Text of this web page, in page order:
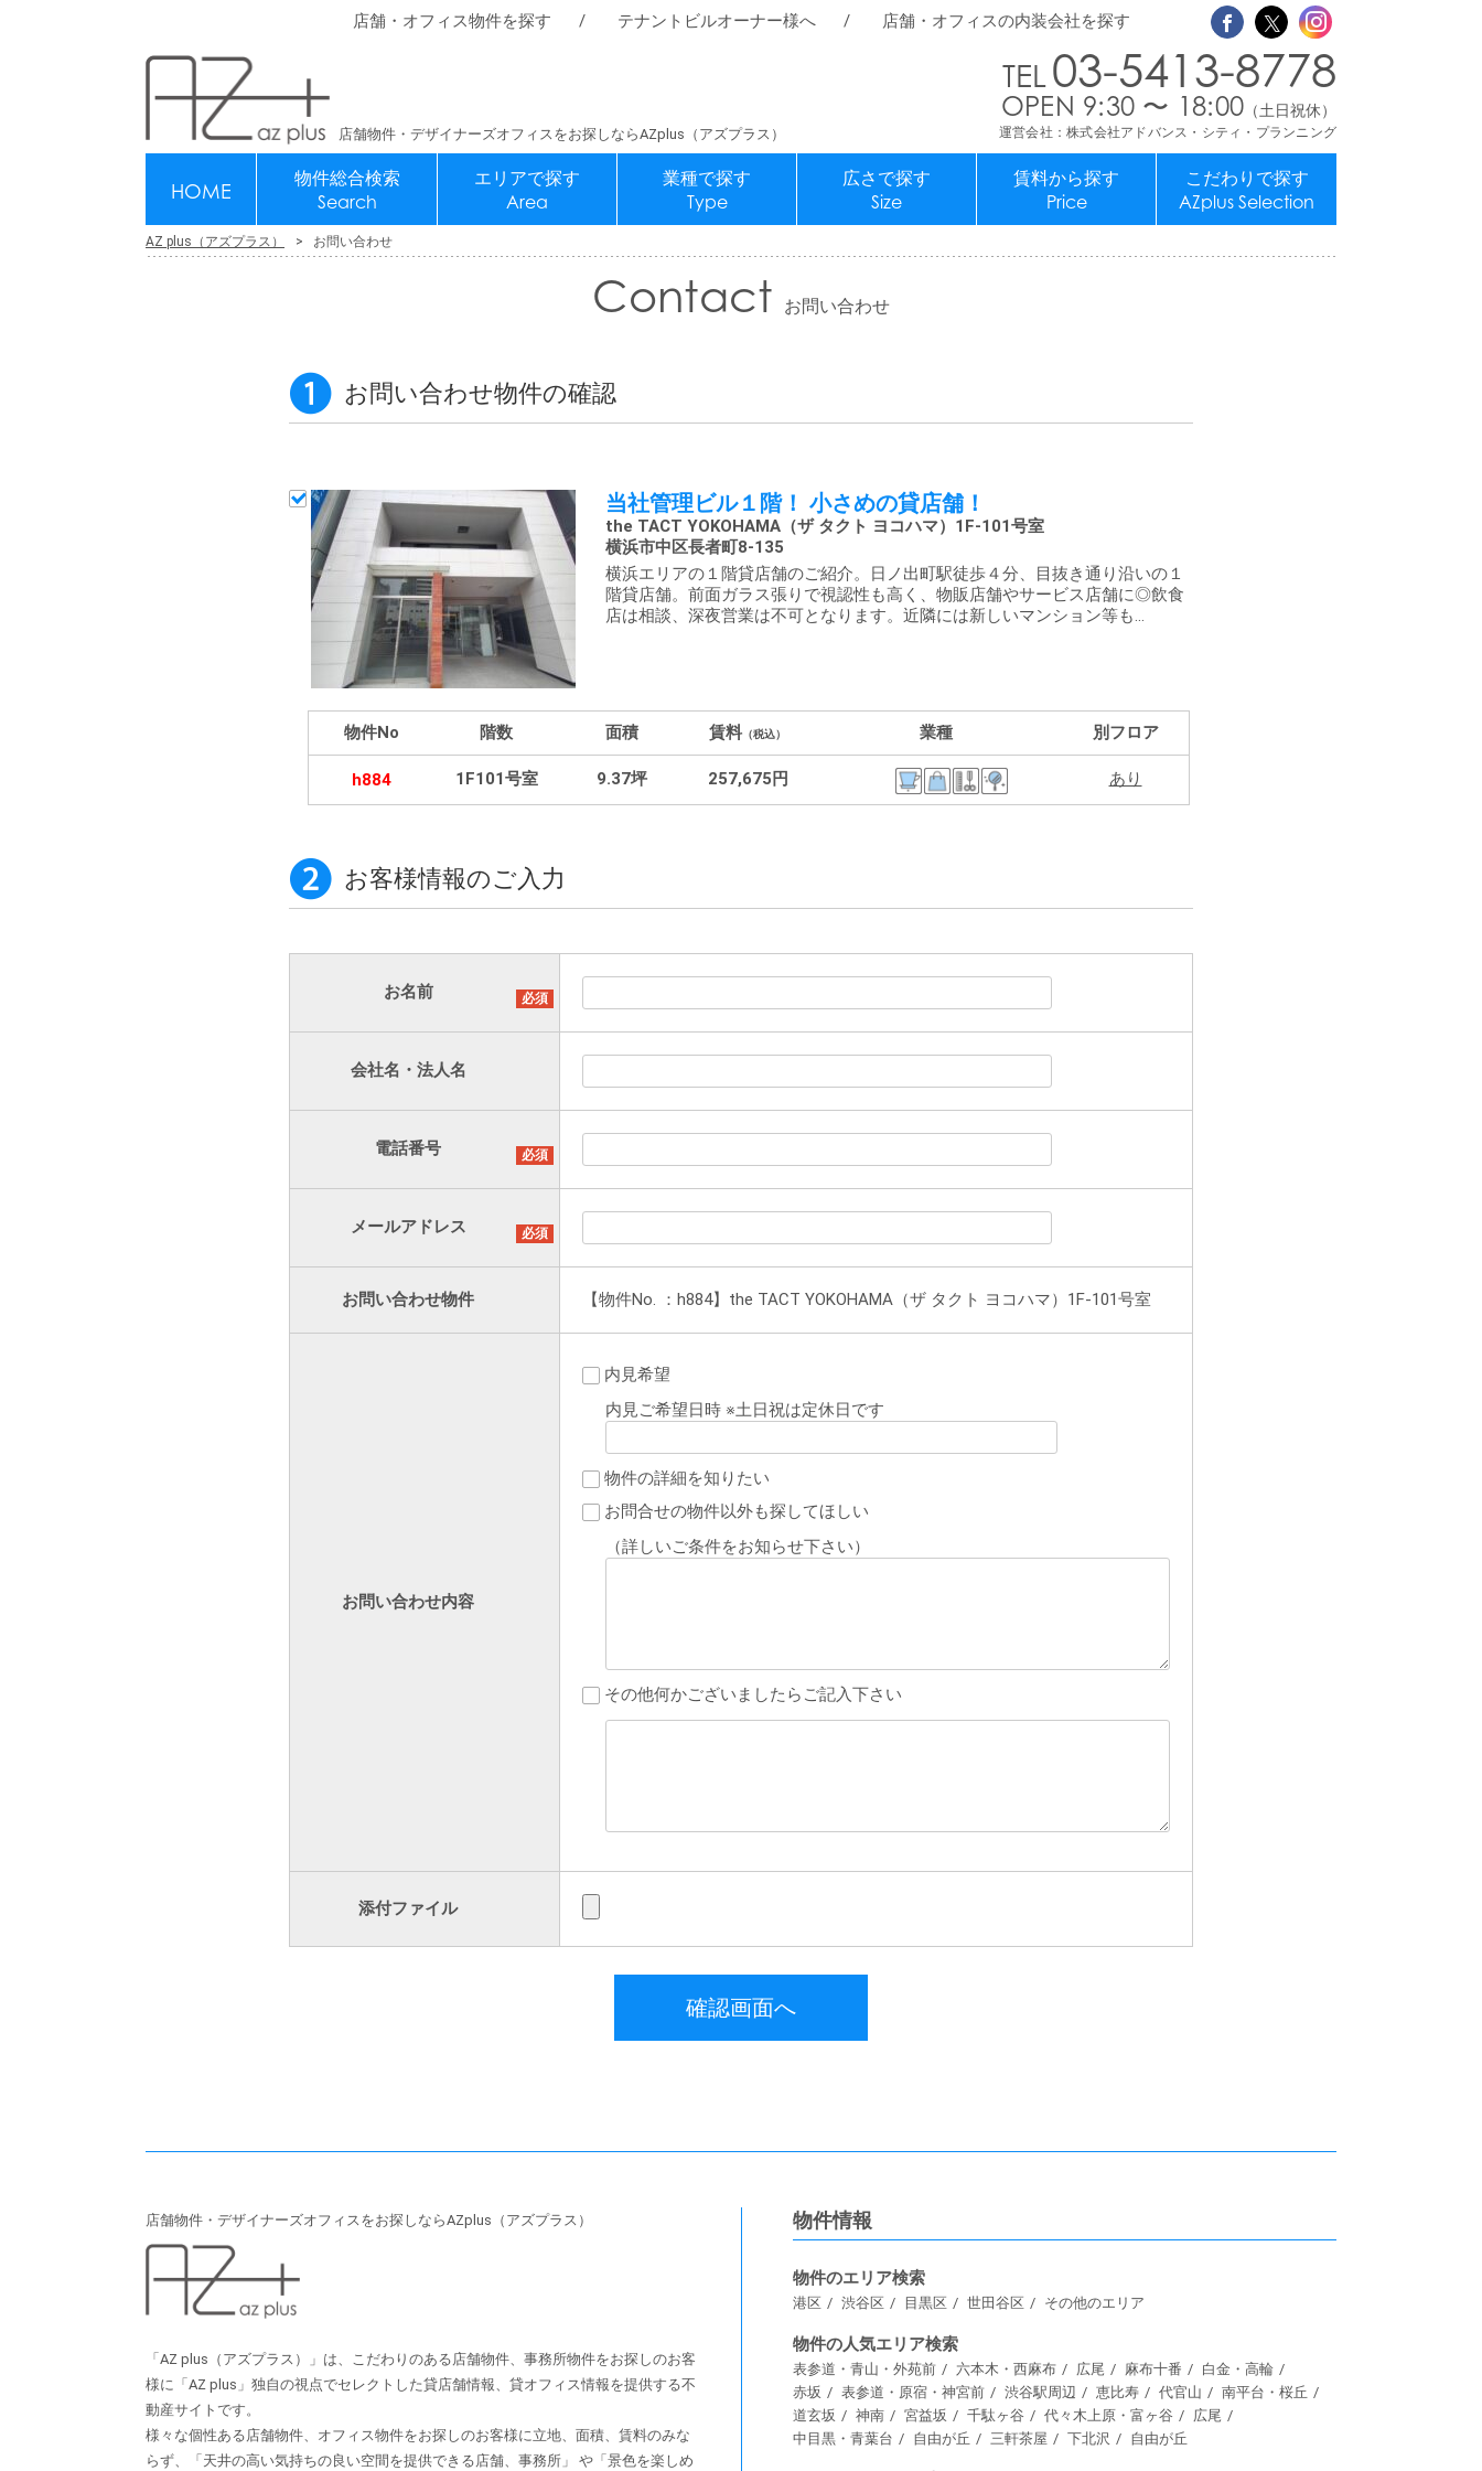
店舗物件・デザイナーズオフィスをお探しならAZplus（アズプラス）
店舗・オフィス物件を探す テナントビルオーナー様へ 店舗・オフィスの内装会社を探す
HOME
物件総合検索
Search
エリアで探す
Area
業種で探す
Type
広さで探す
Size
賃料から探す
Price
こだわりで探す
AZplus Selection
03-5413-8778
OPEN 9:30 〜 18:00 （土日祝休）
運営会社：株式会社アドバンス・シティ・プランニング
AZ plus（アズプラス） お問い合わせ
Contact お問い合わせ
お問い合わせ物件の確認
当社管理ビル１階！ 小さめの貸店舗！
the TACT YOKOHAMA（ザ タクト ヨコハマ）1F-101号室
横浜市中区長者町8-135
横浜エリアの１階貸店舗のご紹介。日ノ出町駅徒歩４分、目抜き通り沿いの１
階貸店舗。前面ガラス張りで視認性も高く、物販店舗やサービス店舗に◎飲食
店は相談、深夜営業は不可となります。近隣には新しいマンション等も...
物件No 階数 面積 賃料 （税込） 業種 別フロア
h884 1F101号室 9.37坪 257,675円 あり
お客様情報のご入力
お名前
会社名・法人名
電話番号
メールアドレス
お問い合わせ物件 【物件No. ：h884】the TACT YOKOHAMA（ザ タクト ヨコハマ）1F-101号室
お問い合わせ内容
内見希望
内見ご希望日時 ※土日祝は定休日です
物件の詳細を知りたい
お問合せの物件以外も探してほしい
（詳しいご条件をお知らせ下さい）
その他何かございましたらご記入下さい
添付ファイル
店舗物件・デザイナーズオフィスをお探しならAZplus（アズプラス）
「AZ plus（アズプラス）」は、こだわりのある店舗物件、事務所物件をお探しのお客
様に「AZ plus」独⾃の視点でセレクトした貸店舗情報、貸オフィス情報を提供する不
動産サイトです。
様々な個性ある店舗物件、オフィス物件をお探しのお客様に⽴地、⾯積、賃料のみな
らず、「天井の⾼い気持ちの良い空間を提供できる店舗、事務所」 や「景⾊を楽しめ
物件情報
物件のエリア検索
港区 渋谷区 目黒区 世田谷区 その他のエリア
物件の人気エリア検索
表参道・青山・外苑前 六本木・西麻布 広尾 麻布十番
白金・高輪
赤坂
表参道・原宿・神宮前 渋谷駅周辺 恵比寿 代官山
南平台・桜丘
道玄坂
神南 宮益坂 千駄ヶ谷 代々木上原・富ヶ谷
広尾
中目黒・青葉台
自由が丘 三軒茶屋 下北沢 自由が丘